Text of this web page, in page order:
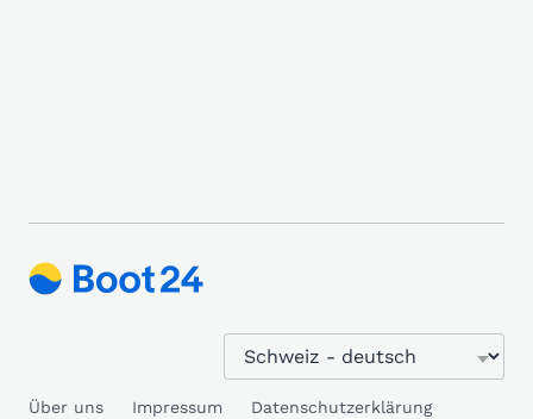
Über uns Impressum
Datenschutzerklärung